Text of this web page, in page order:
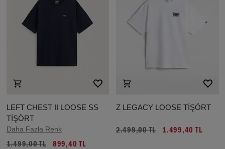
LEFT CHEST II LOOSE SS
TİŞÖRT
Daha Fazla Renk
1.499,00 TL 899,40 TL
Z LEGACY LOOSE TİŞÖRT
2.499,00 TL 1.499,40 TL